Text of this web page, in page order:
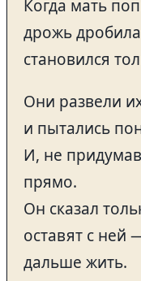
Когда мать
дрожь
становился
Они развели
и пытались
И, не
прямо.
Он сказал
оставят с ней
дальше жить.